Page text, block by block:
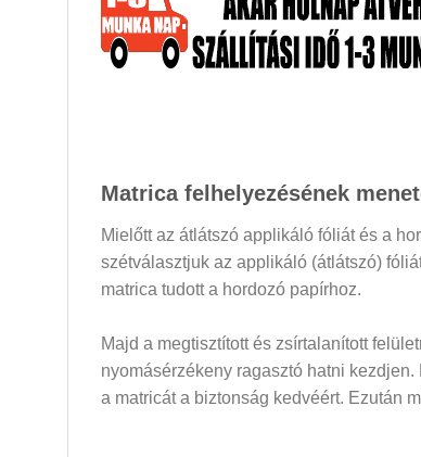
Matrica felhelyezésének
Mielőtt az átlátszó applikáló fóliát és a
szétválasztjuk az applikáló (átlátszó)
matrica tudott a hordozó papírhoz.
Majd a megtisztított és zsírtalanított
nyomásérzékeny ragasztó hatni
a matricát a biztonság kedvéért. Ezután